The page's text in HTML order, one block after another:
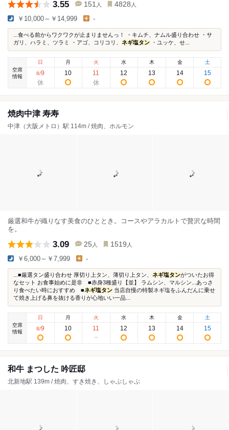
3.55 151 人 4828 人
￥10,000～￥14,999 -
...食べる前からワクワクが止まりませんっ！ ・キムチ、ナムル盛り合わせ ・サ
ガリ、ハラミ、ツラミ ・アゴ、コリコリ、 ネギ塩タン ・ユッケ、せ...
空席
情報
日
8/9
月
10
火
11
水
12
木
13
金
14
土
15
焼肉中津 寿寿
中津（大阪メトロ）駅 114m / 焼肉、ホルモン
厳選和牛が織りなす美食のひととき。コースやアラカルトで贅沢な時間
を。
3.09 25 人 1519 人
￥6,000～￥7,999 -
...■厳選タン盛り合わせ 厚切り上タン、薄切り上タン、 ネギ塩タンがついたお得
なセット お食事始めに是非 ■赤身3種盛り【並】 ラムシン、マルシン...あっさ
り食べたい時におすすめ ■ネギ塩タン 当店自慢の特製ネギ塩をふんだんに乗せ
て焼き上げる鼻を抜ける香りが心地いい一品...
空席
情報
日
8/9
月
10
火
11
水
12
木
13
金
14
土
15
和牛 まつした 吟匠邸
北新地駅 139m / 焼肉、すき焼き、しゃぶしゃぶ